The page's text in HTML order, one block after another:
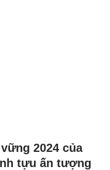
2024 của
tựu ấn tượng